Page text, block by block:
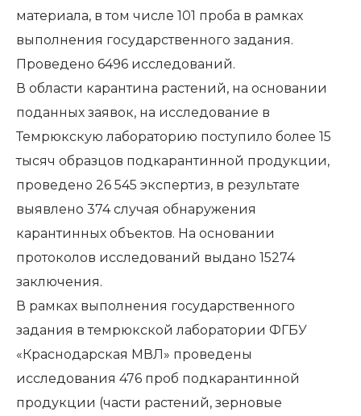
материала, в том числе 101 проба в рамках
выполнения государственного задания.
Проведено 6496 исследований.
В области карантина растений, на основании
поданных заявок, на исследование в
Темрюкскую лабораторию поступило более 15
тысяч образцов подкарантинной продукции,
проведено 26 545 экспертиз, в результате
выявлено 374 случая обнаружения
карантинных объектов. На основании
протоколов исследований выдано 15274
заключения.
В рамках выполнения государственного
задания в темрюкской лаборатории ФГБУ
«Краснодарская МВЛ» проведены
исследования 476 проб подкарантинной
продукции (части растений, зерновые